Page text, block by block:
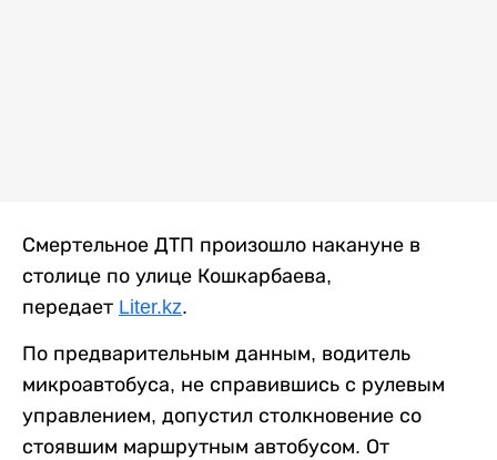
Смертельное ДТП произошло накануне в
столице по улице Кошкарбаева,
передает Liter.kz.
По предварительным данным, водитель
микроавтобуса, не справившись с рулевым
управлением, допустил столкновение со
стоявшим маршрутным автобусом. От